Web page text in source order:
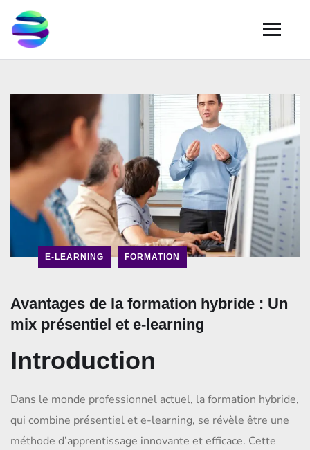
E-LEARNING FORMATION
Avantages de la formation hybride : Un
mix présentiel et e-learning
Introduction
Dans le monde professionnel actuel, la formation hybride,
qui combine présentiel et e-learning, se révèle être une
méthode d’apprentissage innovante et efficace. Cette